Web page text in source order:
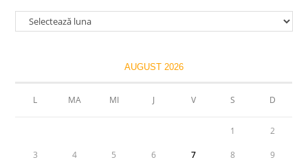
Arhive
AUGUST 2026
L MA MI J V S D
1 2
3 4 5 6 7 8 9